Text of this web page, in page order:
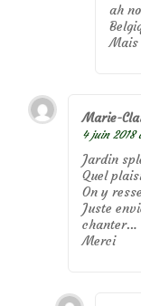
ah
Mais
Marie-
4 juin 2018
Jardin
Quel
On y
Juste
chanter…
Merci